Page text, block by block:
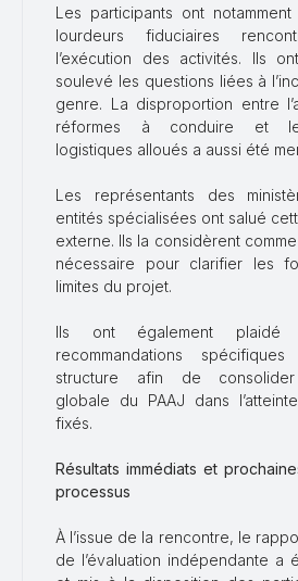
Les participants ont
lourdeurs fiduciaires
l’exécution des activités. Ils
soulevé les questions liées à
genre. La disproportion entre
réformes à conduire et
logistiques alloués a aussi été
Les représentants des
entités spécialisées ont salué
externe. Ils la considèrent
nécessaire pour clarifier les
limites du projet.
Ils ont également plaidé
recommandations
structure afin de consolider
globale du PAAJ dans
fixés.
Résultats immédiats et
processus
À l’issue de la rencontre, le
de l’évaluation indépendante a